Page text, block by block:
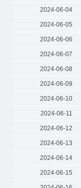
2024-06-04
2024-06-05
2024-06-06
2024-06-07
2024-06-08
2024-06-09
2024-06-10
2024-06-11
2024-06-12
2024-06-13
2024-06-14
2024-06-15